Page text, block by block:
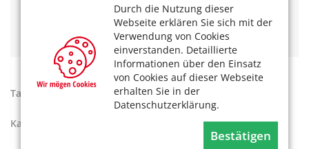
Durch die Nutzung dieser
Webseite erklären Sie sich mit der
Verwendung von Cookies
einverstanden. Detaillierte
Informationen über den Einsatz
von Cookies auf dieser Webseite
erhalten Sie in der
Datenschutzerklärung.
Bestätigen
Unabhängige Hilfe im Pflegefall
Ausländische Betreuungskräfte für privat
Tags: Pflege Ratgeber
Kategorien: